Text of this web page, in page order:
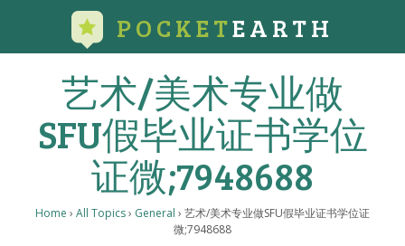
POCKETEARTH
艺术/美术专业做
SFU假毕业证书学位
证微;7948688
Home › All Topics› General › 艺术/美术专业做SFU假毕业证书学位证
微;7948688